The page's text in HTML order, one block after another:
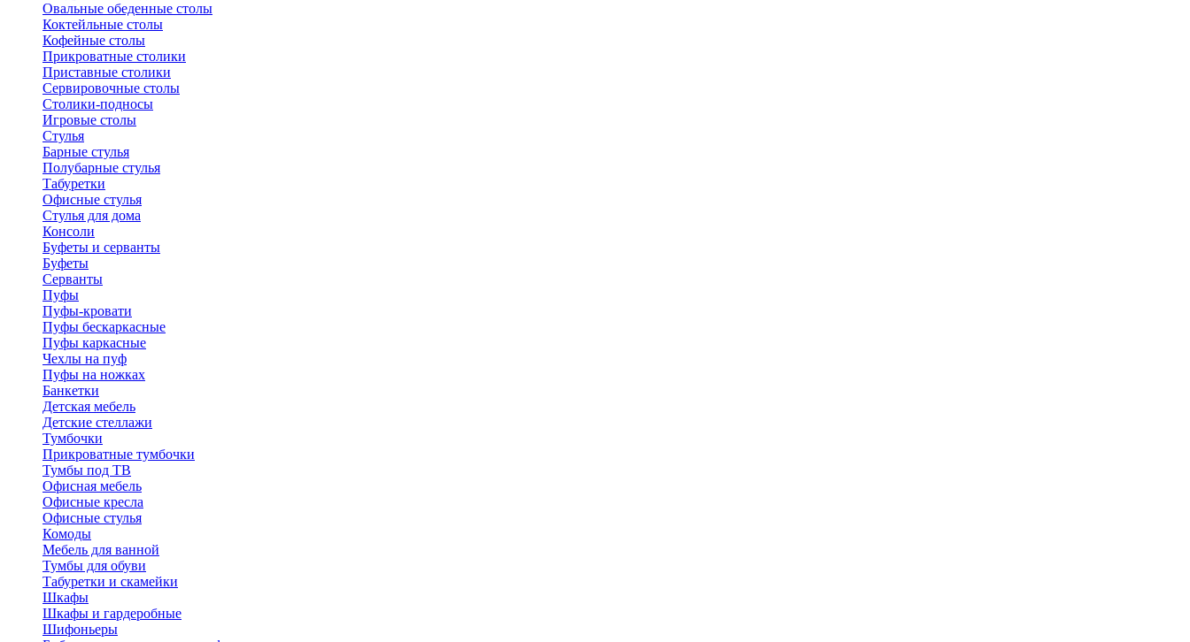
Овальные обеденные столы
Коктейльные столы
Кофейные столы
Прикроватные столики
Приставные столики
Сервировочные столы
Столики-подносы
Игровые столы
Стулья
Барные стулья
Полубарные стулья
Табуретки
Офисные стулья
Стулья для дома
Консоли
Буфеты и серванты
Буфеты
Серванты
Пуфы
Пуфы-кровати
Пуфы бескаркасные
Пуфы каркасные
Чехлы на пуф
Пуфы на ножках
Банкетки
Детская мебель
Детские стеллажи
Тумбочки
Прикроватные тумбочки
Тумбы под ТВ
Офисная мебель
Офисные кресла
Офисные стулья
Комоды
Мебель для ванной
Тумбы для обуви
Табуретки и скамейки
Шкафы
Шкафы и гардеробные
Шифоньеры